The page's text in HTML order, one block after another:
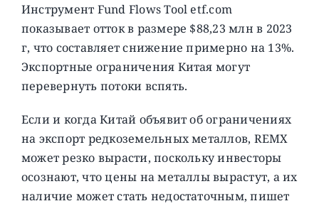
Инструмент Fund Flows Tool etf.com
показывает отток в размере $88,23 млн в 2023
г, что составляет снижение примерно на 13%.
Экспортные ограничения Китая могут
перевернуть потоки вспять.
Если и когда Китай объявит об ограничениях
на экспорт редкоземельных металлов, REMX
может резко вырасти, поскольку инвесторы
осознают, что цены на металлы вырастут, а их
наличие может стать недостаточным, пишет